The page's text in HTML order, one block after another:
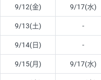
9/12(金) 9/17(水)
9/13(土) -
9/14(日) -
9/15(月) 9/17(水)